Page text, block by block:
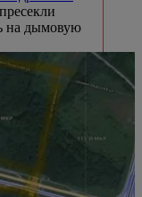
на дымовую